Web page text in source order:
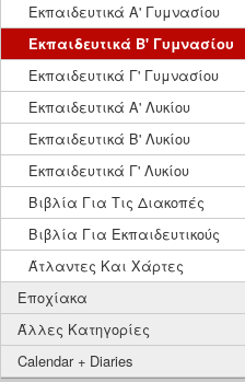
Εκπαιδευτικά Α' Γυμνασίου
Εκπαιδευτικά Β' Γυμνασίου
Εκπαιδευτικά Γ' Γυμνασίου
Εκπαιδευτικά Α' Λυκίου
Εκπαιδευτικά Β' Λυκίου
Εκπαιδευτικά Γ' Λυκίου
Βιβλία Για Τις Διακοπές
Βιβλία Για Εκπαιδευτικούς
Άτλαντες Και Χάρτες
Εποχίακα
Άλλες Κατηγορίες
Calendar + Diaries